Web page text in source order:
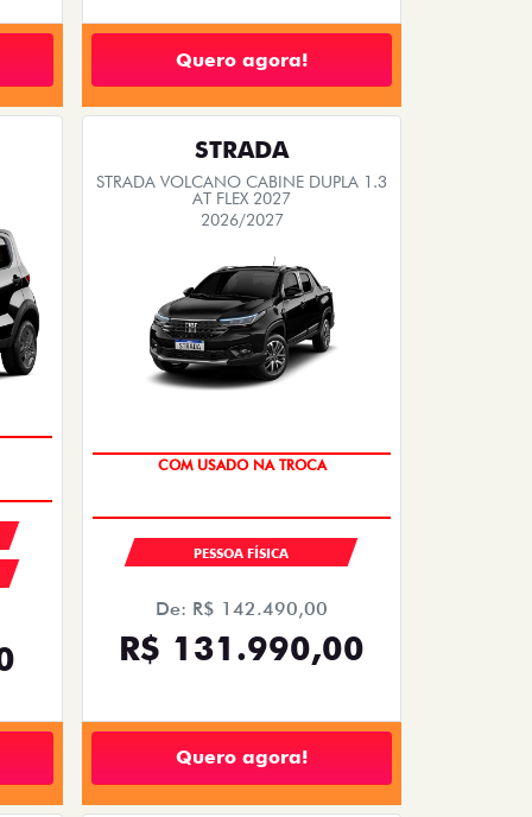
Quero agora!
STRADA
STRADA VOLCANO CABINE DUPLA 1.3
AT FLEX 2027
2026/2027
COM USADO NA TROCA
PESSOA FÍSICA
De: R$ 142.490,00
R$ 131.990,00
Quero agora!